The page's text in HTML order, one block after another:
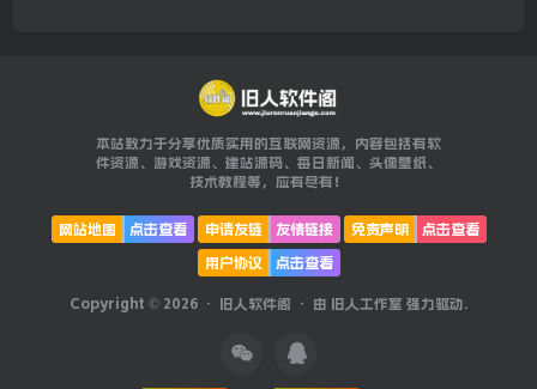
本站致力于分享优质实用的互联网资源，内容包括有软
件资源、游戏资源、建站源码、每日新闻、头像壁纸、
技术教程等，应有尽有！
网站地图 点击查看 申请友链 友情链接 免责声明
点击查看
用户协议
点击查看
Copyright © 2026 · 旧人软件阁 · 由 旧人工作室 强力驱动.